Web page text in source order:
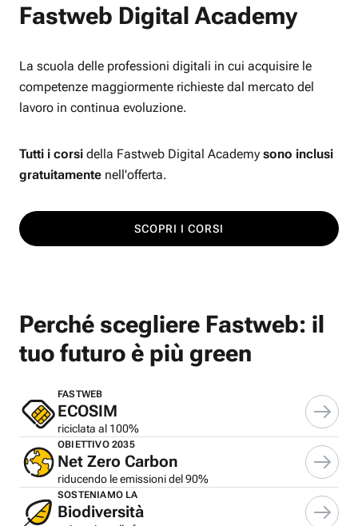
Fastweb Digital Academy
La scuola delle professioni digitali in cui acquisire le
competenze maggiormente richieste dal mercato del
lavoro in continua evoluzione.
Tutti i corsi della Fastweb Digital Academy sono inclusi
gratuitamente nell'offerta.
SCOPRI I CORSI
Perché scegliere Fastweb: il
tuo futuro è più green
FASTWEB
ECOSIM
riciclata al 100%
OBIETTIVO 2035
Net Zero Carbon
riducendo le emissioni del 90%
SOSTENIAMO LA
Biodiversità